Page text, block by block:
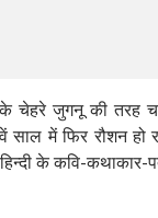
के चेहरे जुगनू की
में फिर रौशन हो
के कवि-कथाकार-